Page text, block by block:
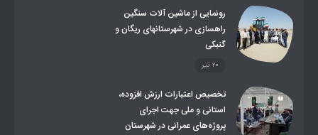
تشکیلات اداری
رونمایی از ماشین آلات سنگین
راهسازی در شهرستانهای ریگان و
گنبکی
۲۰ تیر
تخصیص اعتبارات ارزش افزوده،
استانی و ملی جهت اجرای
پروژه‌های عمرانی در شهرستان